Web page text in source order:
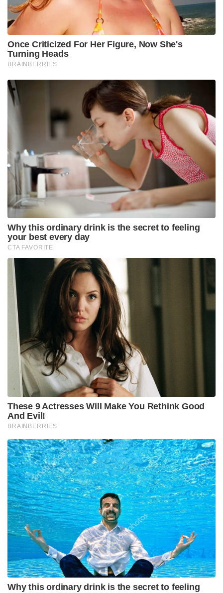
View this post on Instagram
A post shared by Aishwarya rai (@aishwaryaraibachchan_arb___)
ऐश्वर्या और अभिषेक के काम के बारे में बात करते हुए, अभिषेक
बच्चन रेमो डिसूजा के ‘बी हैप्पी’ में दिखाई दिए। ऐश्वर्या 2023
में ‘पोनिनिन सलेवन: II’ में दिखाई दी।
Tags: triyuginarayan अभिषेक बच्चन ऐश्वर्या राय